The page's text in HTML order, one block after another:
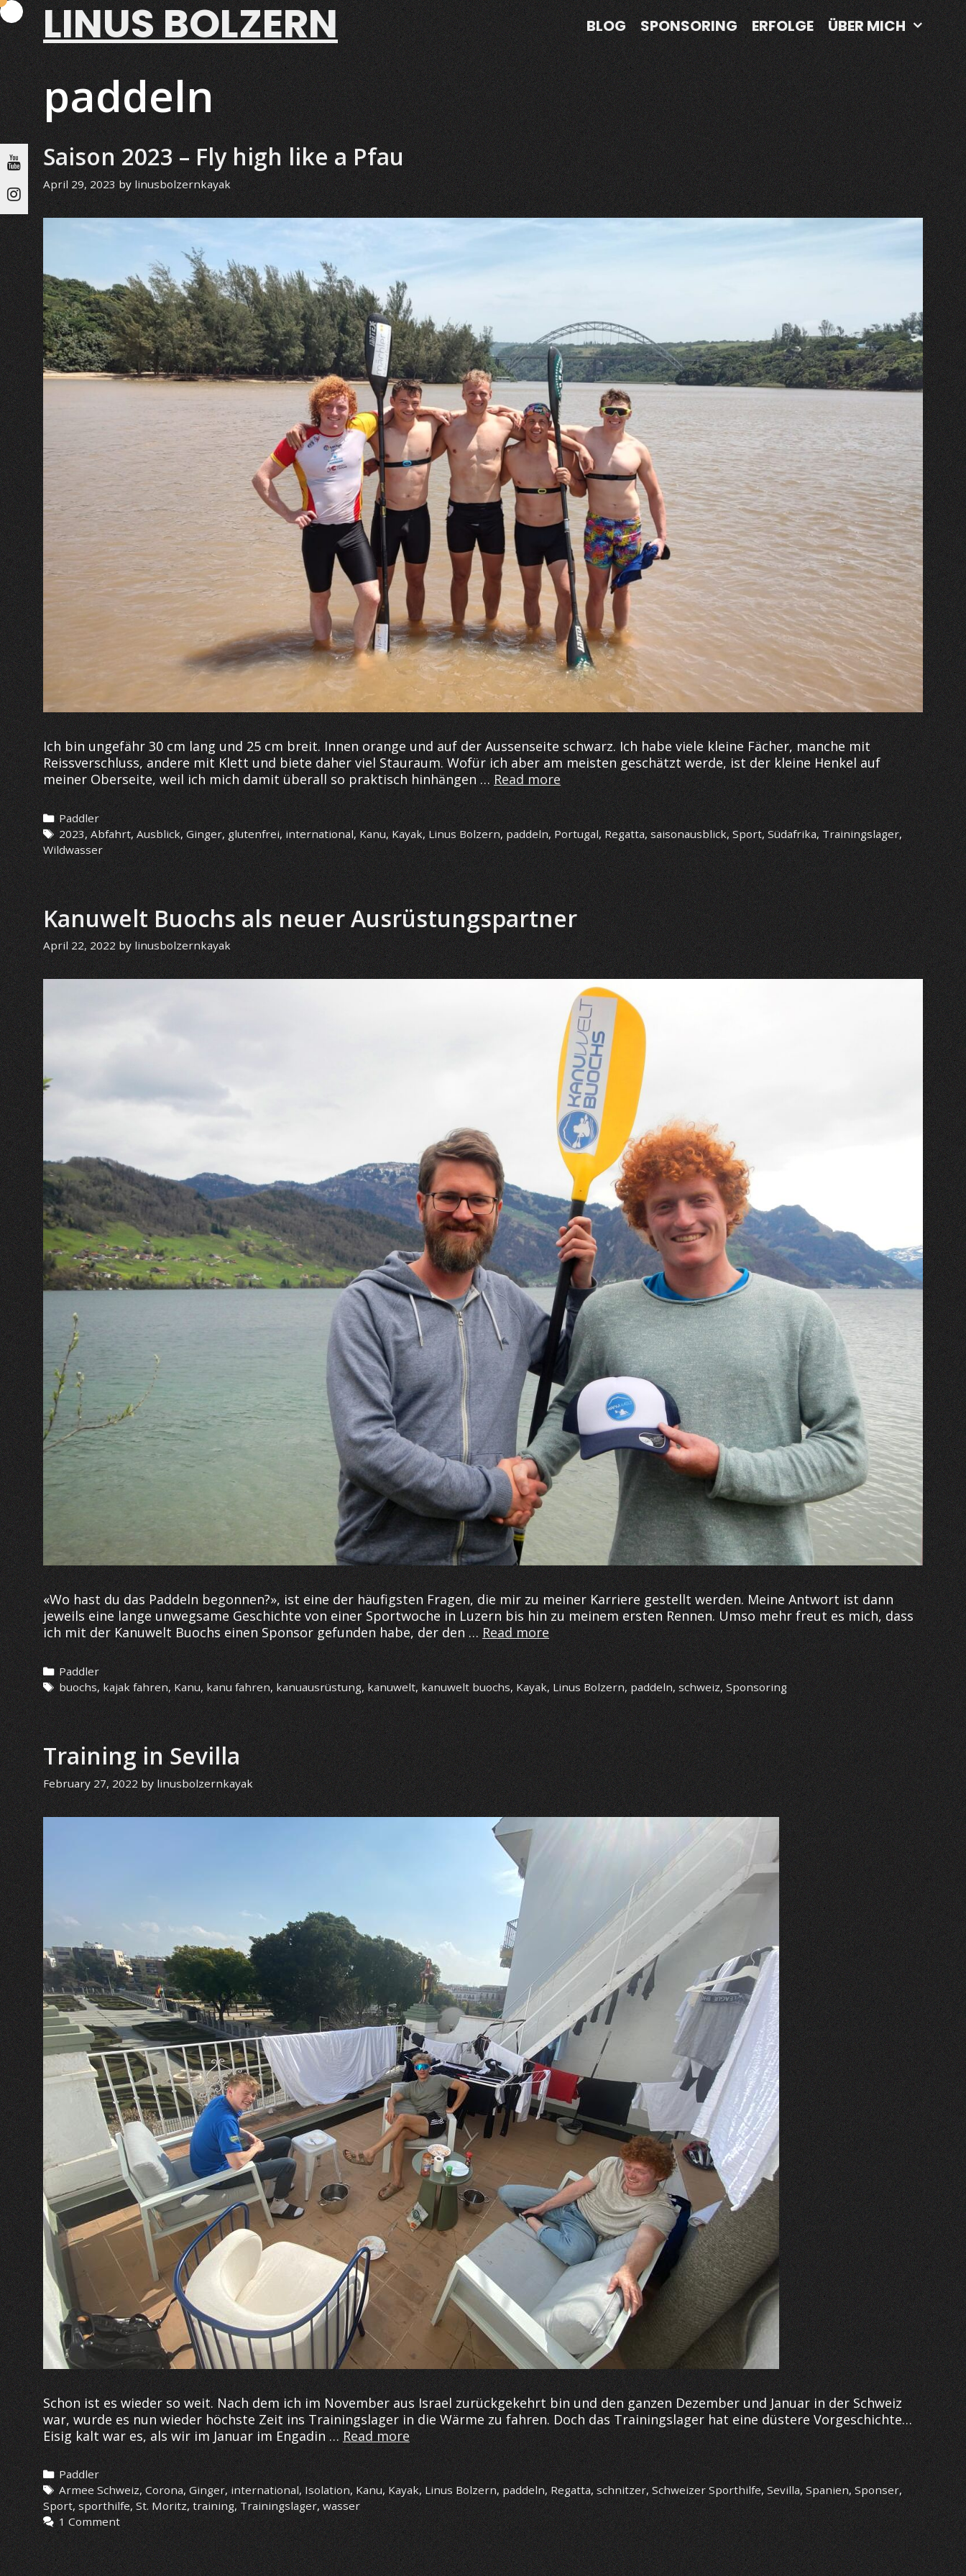
Skip
to
contentLINUS BOLZERN BLOG SPONSORING ERFOLGE ÜBER MICH
paddeln
Saison 2023 – Fly high like a Pfau
April 29, 2023 bylinusbolzernkayak
Ich bin ungefähr 30 cm lang und 25 cm breit. Innen orange und auf der Aussenseite schwarz. Ich habe viele kleine Fächer, manche mit
Reissverschluss, andere mit Klett und biete daher viel Stauraum. Wofür ich aber am meisten geschätzt werde, ist der kleine Henkel auf
meiner Oberseite, weil ich mich damit überall so praktisch hinhängen …Read moreSaison
2023
–
Fly
high
like
a
Pfau
Categories
Paddler
Tags
2023,Abfahrt,Ausblick,Ginger,glutenfrei,international,Kanu,Kayak, Linus Bolzern,paddeln,Portugal,Regatta,saisonausblick,Sport,Südafrika,Trainingslager,
Wildwasser
Kanuwelt Buochs als neuer Ausrüstungspartner
April 22, 2022 bylinusbolzernkayak
«Wo hast du das Paddeln begonnen?», ist eine der häufigsten Fragen, die mir zu meiner Karriere gestellt werden. Meine Antwort ist dann
jeweils eine lange unwegsame Geschichte von einer Sportwoche in Luzern bis hin zu meinem ersten Rennen. Umso mehr freut es mich, dass
ich mit der Kanuwelt Buochs einen Sponsor gefunden habe, der den …Read moreKanuwelt
Buochs
als
neuer
Ausrüstungspartner
Categories
Paddler
Tags
buochs,kajak fahren,Kanu,kanu fahren,kanuausrüstung,kanuwelt,kanuwelt buochs,Kayak,Linus Bolzern,paddeln,schweiz,Sponsoring
Training in Sevilla
February 27, 2022 bylinusbolzernkayak
Schon ist es wieder so weit. Nach dem ich im November aus Israel zurückgekehrt bin und den ganzen Dezember und Januar in der Schweiz
war, wurde es nun wieder höchste Zeit ins Trainingslager in die Wärme zu fahren. Doch das Trainingslager hat eine düstere Vorgeschichte…
Eisig kalt war es, als wir im Januar im Engadin …Read moreTraining
in
Sevilla
Categories
Paddler
Tags
Armee Schweiz,Corona,Ginger,international,Isolation,Kanu,Kayak,Linus Bolzern,paddeln,Regatta,schnitzer,Schweizer Sporthilfe,Sevilla,Spanien,Sponser,
Sport,sporthilfe,St. Moritz,training,Trainingslager,wasser
1 Comment